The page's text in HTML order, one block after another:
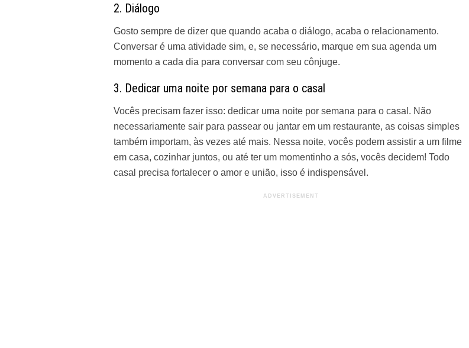
2. Diálogo
Gosto sempre de dizer que quando acaba o diálogo, acaba o relacionamento.
Conversar é uma atividade sim, e, se necessário, marque em sua agenda um
momento a cada dia para conversar com seu cônjuge.
3. Dedicar uma noite por semana para o casal
Vocês precisam fazer isso: dedicar uma noite por semana para o casal. Não
necessariamente sair para passear ou jantar em um restaurante, as coisas simples
também importam, às vezes até mais. Nessa noite, vocês podem assistir a um filme
em casa, cozinhar juntos, ou até ter um momentinho a sós, vocês decidem! Todo
casal precisa fortalecer o amor e união, isso é indispensável.